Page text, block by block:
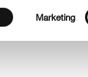
Marketing